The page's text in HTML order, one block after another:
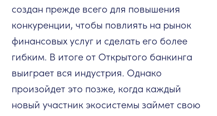
создан прежде всего для повышения
конкуренции, чтобы повлиять на рынок
финансовых услуг и сделать его более
гибким. В итоге от Открытого банкинга
выиграет вся индустрия. Однако
произойдет это позже, когда каждый
новый участник экосистемы займет свою